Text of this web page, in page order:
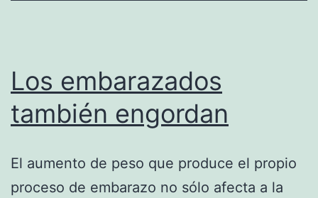
Los embarazados
también engordan
El aumento de peso que produce el propio
proceso de embarazo no sólo afecta a la